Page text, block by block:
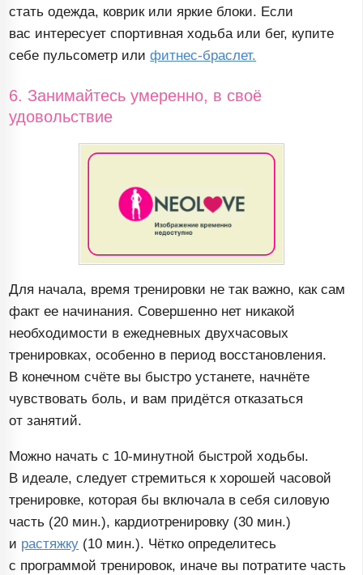
стать одежда, коврик или яркие блоки. Если
вас интересует спортивная ходьба или бег, купите
себе пульсометр илифитнес-браслет.
6. Занимайтесь умеренно, в своё
удовольствие
Для начала, время тренировки не так важно, как сам
факт ее начинания. Совершенно нет никакой
необходимости в ежедневных двухчасовых
тренировках, особенно в период восстановления.
В конечном счёте вы быстро устанете, начнёте
чувствовать боль, и вам придётся отказаться
от занятий.
Можно начать с 10-минутной быстрой ходьбы.
В идеале, следует стремиться к хорошей часовой
тренировке, которая бы включала в себя силовую
часть (20 мин.), кардиотренировку (30 мин.)
и растяжку (10 мин.). Чётко определитесь
с программой тренировок, иначе вы потратите часть